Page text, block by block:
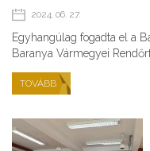
2024. 06. 27.
Egyhangúlag fogadta el a
Baranya Vármegyei
TOVÁBB